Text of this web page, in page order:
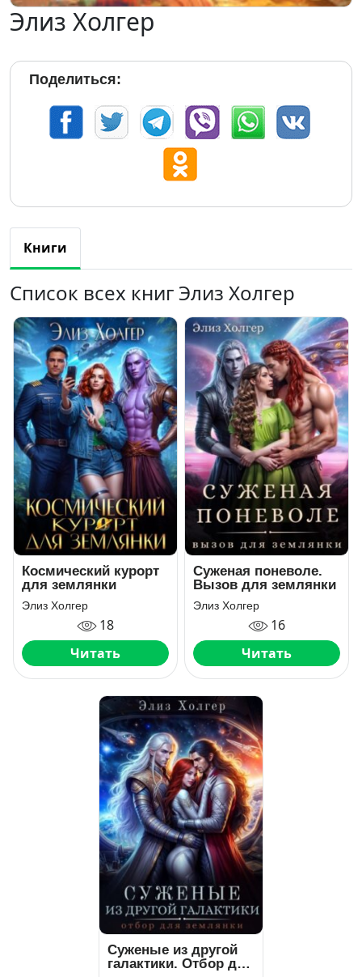
Элиз Холгер
Поделиться:
Книги
Список всех книг Элиз Холгер
Космический курорт
для землянки
Элиз Холгер
18
Читать
Суженая поневоле.
Вызов для землянки
Элиз Холгер
16
Читать
Суженые из другой
галактики. Отбор для